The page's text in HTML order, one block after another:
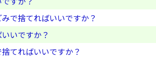
で捨てればいいですか？
いですか？
てればいいですか？